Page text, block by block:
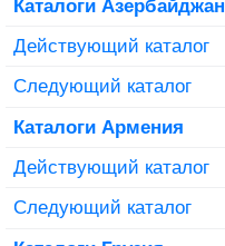
Каталоги Азербайджан
Действующий каталог
Следующий каталог
Каталоги Армения
Действующий каталог
Следующий каталог